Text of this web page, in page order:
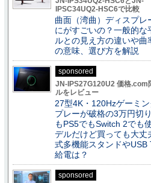
IPSC34UQ2-HSC6で比較
曲面（湾曲）ディスプレ
にがすごいの？一般的な
ルとの見え方の違いや曲
の意味、選び方を解説
sponsored
JN-IPS27G120U2 価格.com
ルをレビュー
27型4K・120Hzゲーミ
プレーが破格の3万円切
もPS5でもSwitch 2でも
デルだけど買っても大丈
式多機能スタンドやUSB
給電は？
sponsored